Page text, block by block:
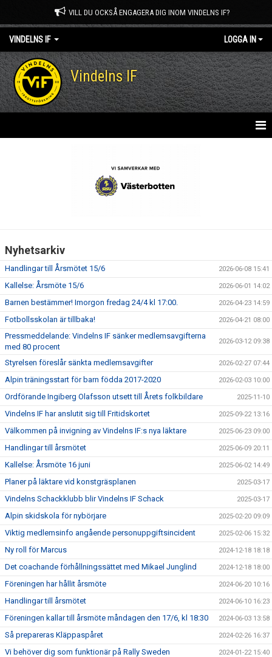
VILL DU OCKSÅ ENGAGERA DIG INOM VINDELNS IF?
VINDELNS IF LOGGA IN
Vindelns IF
MEDLEM I VINDELNS IF
TOA- & HUSHÅLLSPAPPERSFÖRSÄLJNING
KALENDER
DOKUMENT
VÅRA LAG
MATCHER
KLÄPPASPÅRET
KANSLISERVICE - DIGITAL BETALNING AV AVGIFTER
FRAMTIDSFONDEN
FRITIDSKORTET
Nyhetsarkiv
Handlingar till Årsmötet 15/6 2026-06-08 15:41
Kallelse: Årsmöte 15/6 2026-06-01 14:02
Barnen bestämmer! Imorgon fredag 24/4 kl 17:00. 2026-04-23 14:59
Fotbollsskolan är tillbaka! 2026-04-21 08:00
Pressmeddelande: Vindelns IF sänker medlemsavgifterna
med 80 procent
2026-03-12 09:38
Styrelsen föreslår sänkta medlemsavgifter 2026-02-27 07:44
Alpin träningsstart för barn födda 2017-2020 2026-02-03 10:00
Ordförande Ingiberg Olafsson utsett till Årets folkbildare 2025-11-10
Vindelns IF har anslutit sig till Fritidskortet 2025-09-22 13:16
Välkommen på invigning av Vindelns IF:s nya läktare 2025-06-23 09:00
Handlingar till årsmötet 2025-06-09 20:11
Kallelse: Årsmöte 16 juni 2025-06-02 14:49
Planer på läktare vid konstgräsplanen 2025-03-17
Vindelns Schackklubb blir Vindelns IF Schack 2025-03-17
Alpin skidskola för nybörjare 2025-02-20 09:09
Viktig medlemsinfo angående personuppgiftsincident 2025-02-06 15:32
Ny roll för Marcus 2024-12-18 18:18
Det coachande förhållningssättet med Mikael Junglind 2024-12-18 18:00
Föreningen har hållit årsmöte 2024-06-20 10:16
Handlingar till årsmötet 2024-06-10 16:23
Föreningen kallar till årsmöte måndagen den 17/6, kl 18:30 2024-06-03 13:58
Så prepareras Kläppaspåret 2024-02-26 16:37
Vi behöver dig som funktionär på Rally Sweden 2024-01-22 15:40